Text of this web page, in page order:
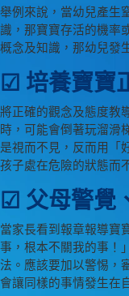
舉例來說，當幼兒產生
識，那寶寶存活的機率
概念及知識，那幼兒發
☑ 培養寶寶
將正確的觀念及態度教
時，可能會倒著玩溜滑
是視而不見，反而用「
孩子處在危險的狀態而
☑ 父母警覺
當家長看到報章報導寶
事，根本不關我的事！
法。應該要加以警惕，
會讓同樣的事情發生在